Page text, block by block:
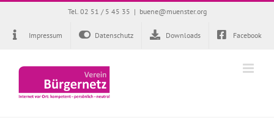
Zum
springen
Tel. 02 51 / 5 45 35 | buene@muenster.org
Impressum Datenschutz Downloads Facebook